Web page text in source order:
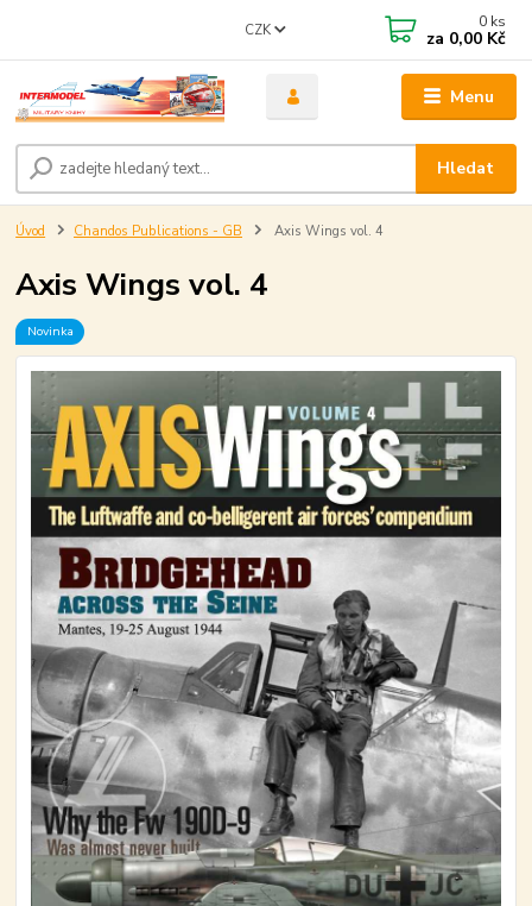
Menu
CZK
Hledat
0 ks
za 0,00 Kč
Úvod Chandos Publications - GB Axis Wings vol. 4
Axis Wings vol. 4
Novinka